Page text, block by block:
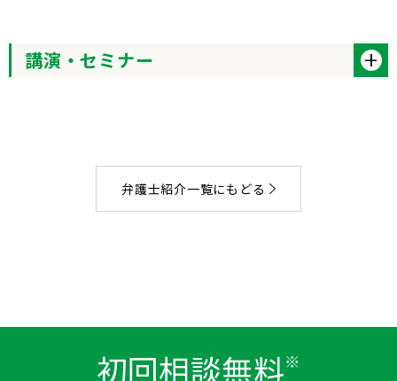
講演・セミナー
弁護士紹介一覧にもどる
初回相談無料※